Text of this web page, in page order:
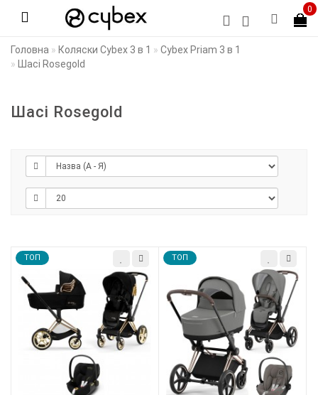
0
Головна Коляски Cybex 3 в 1
Cybex Priam 3 в 1
Шасі Rosegold
Шасі Rosegold
TOП TOП